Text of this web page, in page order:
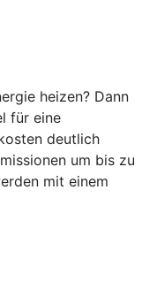
heizen? Dann
für eine
deutlich
um bis zu
mit einem